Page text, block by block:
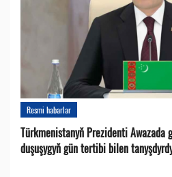
Resmi habarlar
Türkmenistanyň Prezidenti
duşuşygyň gün tertibi bilen